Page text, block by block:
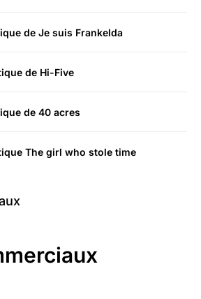
de Je suis Frankelda
de Hi-Five
de 40 acres
The girl who stole time